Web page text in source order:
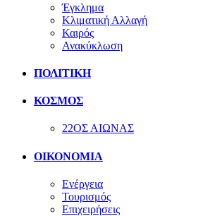
Έγκλημα
Κλιματική Αλλαγή
Καιρός
Ανακύκλωση
ΠΟΛΙΤΙΚΗ
ΚΟΣΜΟΣ
22ΟΣ ΑΙΩΝΑΣ
ΟΙΚΟΝΟΜΙΑ
Ενέργεια
Τουρισμός
Επιχειρήσεις